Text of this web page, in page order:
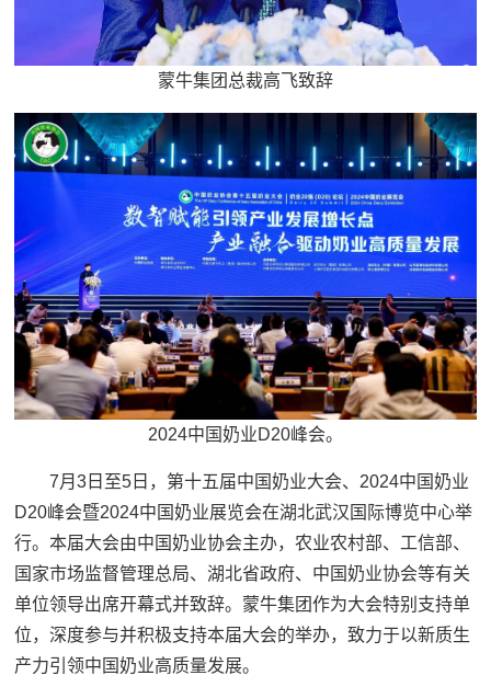
蒙牛集团总裁高飞致辞
2024中国奶业D20峰会。
7月3日至5日，第十五届中国奶业大会、2024中国奶业
D20峰会暨2024中国奶业展览会在湖北武汉国际博览中心举
行。本届大会由中国奶业协会主办，农业农村部、工信部、
国家市场监督管理总局、湖北省政府、中国奶业协会等有关
单位领导出席开幕式并致辞。蒙牛集团作为大会特别支持单
位，深度参与并积极支持本届大会的举办，致力于以新质生
产力引领中国奶业高质量发展。